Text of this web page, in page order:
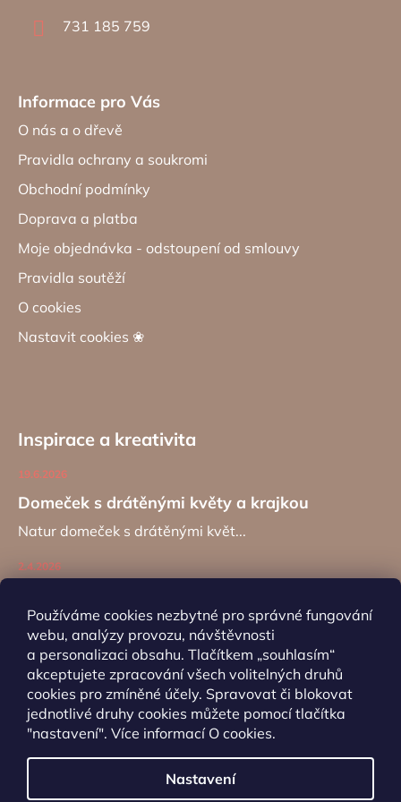
Používáme cookies nezbytné pro správné fungování
webu, analýzy provozu, návštěvnosti
a personalizaci obsahu. Tlačítkem „souhlasím“
akceptujete zpracování všech volitelných druhů
cookies pro zmíněné účely. Spravovat či blokovat
jednotlivé druhy cookies můžete pomocí tlačítka
"nastavení". Více informací O cookies.
Nastavení
731 185 759
Informace pro Vás
O nás a o dřevě
Pravidla ochrany a soukromi
Obchodní podmínky
Doprava a platba
Moje objednávka - odstoupení od smlouvy
Pravidla soutěží
O cookies
Nastavit cookies ❀
Inspirace a kreativita
Domeček s drátěnými květy a krajkou
19.6.2026
Natur domeček s drátěnými květ...
2.4.2026
Návod na výrobu záložky do kní...
ARCHIV